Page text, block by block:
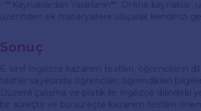
- **Kaynaklardan Yararlanın**: Online
üzerinden ek materyallere ulaşarak kendinizi
Sonuç
6. sınıf İngilizce kazanım testleri, öğrencilerin
testler sayesinde öğrenciler, öğrendikleri
Düzenli çalışma ve pratik ile İngilizce dilindeki
bir süreçtir ve bu süreçte kazanım testleri